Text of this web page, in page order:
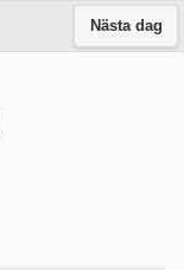
Nästa dag